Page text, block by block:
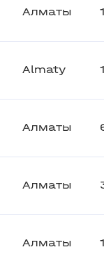
Алматы
Almaty
Алматы
Алматы
Алматы